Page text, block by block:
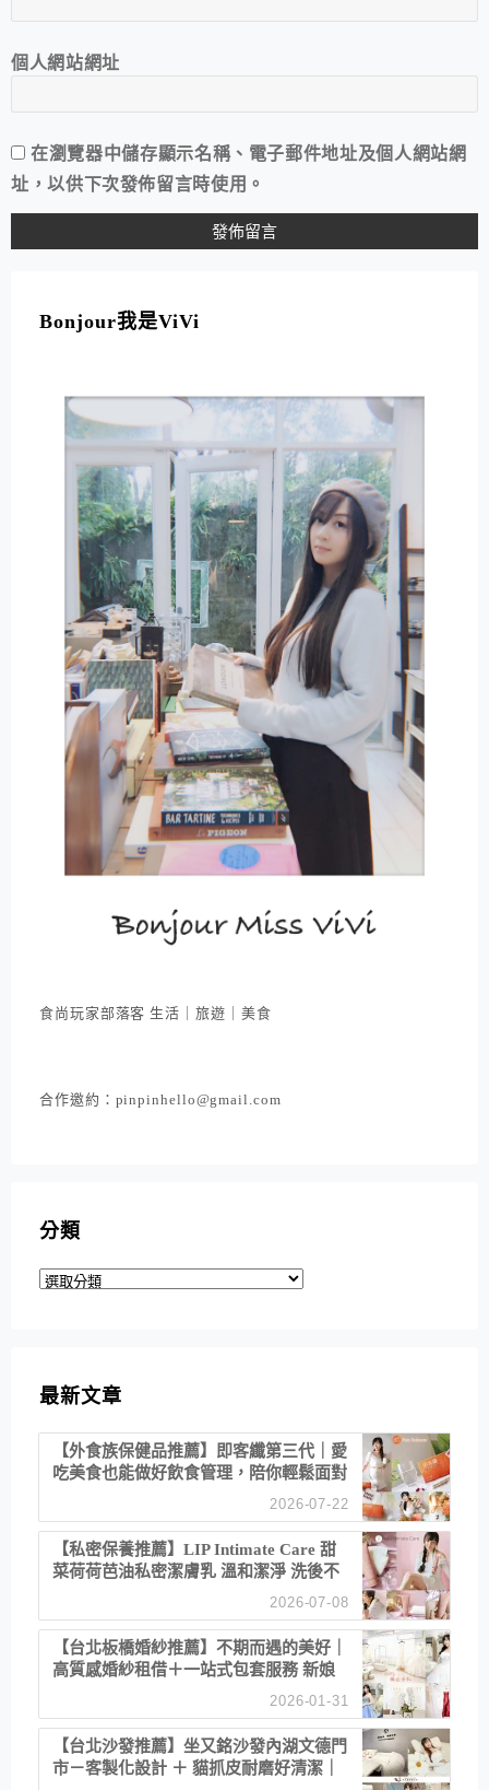
個人網站網址
在瀏覽器中儲存顯示名稱、電子郵件地址及個人網站網
址，以供下次發佈留言時使用。
Bonjour我是ViVi
食尚玩家部落客 生活｜旅遊｜美食
合作邀約：pinpinhello@gmail.com
分類
分
最新文章
【外食族保健品推薦】即客纖第三代｜愛
吃美食也能做好飲食管理，陪你輕鬆面對
2026-07-22
【私密保養推薦】LIP Intimate Care 甜
菜荷荷芭油私密潔膚乳 溫和潔淨 洗後不
2026-07-08
【台北板橋婚紗推薦】不期而遇的美好｜
高質感婚紗租借＋一站式包套服務 新娘
2026-01-31
【台北沙發推薦】坐又銘沙發內湖文德門
市－客製化設計 ＋ 貓抓皮耐磨好清潔｜